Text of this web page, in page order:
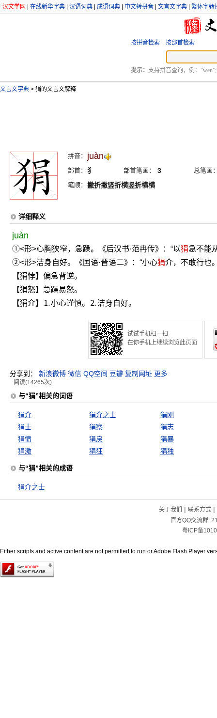
汉文学网 在线新华字典 汉语词典 成语词典 中文转拼音 文言文字典 繁体字转
按拼音检索 按部首检索
提示： 支持拼音查询，例：
文言文字典 > 狷的文言文解释
拼音： juàn
部首： 犭 部首笔画： 3
总笔画
笔顺： 撇折撇竖折横竖折横横
详细释义
juàn
①<形>心胸狭窄，急躁。《后汉书·范冉传》：“以狷急不能
②<形>洁身自好。《国语·晋语二》：“小心狷介，不敢行也
【狷悖】偏急背逆。
【狷怒】急躁易怒。
【狷介】⒈小心谨慎。⒉洁身自好。
试试手机扫一扫
在你手机上继续浏览此页面
分享到： 新浪微博 微信 QQ空间 豆瓣 复制网址 更多
阅读(14265次)
与“狷”相关的词语
狷介 狷介之士
狷刚
狷士
狷察
狷志
狷愤
狷戾
狷暴
狷激
狷狂 狷独
与“狷”相关的成语
狷介之士
关于我们 | 联系方式|
官方QQ交流群:
粤ICP备
Either scripts and active content are not permitted to run or Adobe Flash Player